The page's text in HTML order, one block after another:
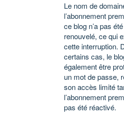
Le nom de
l’abonnement
ce blog n’a pas été
renouvelé, ce qui
cette interruption.
certains cas, le
également être
un mot de passe,
son accès limité
l’abonnement
pas été réactivé.